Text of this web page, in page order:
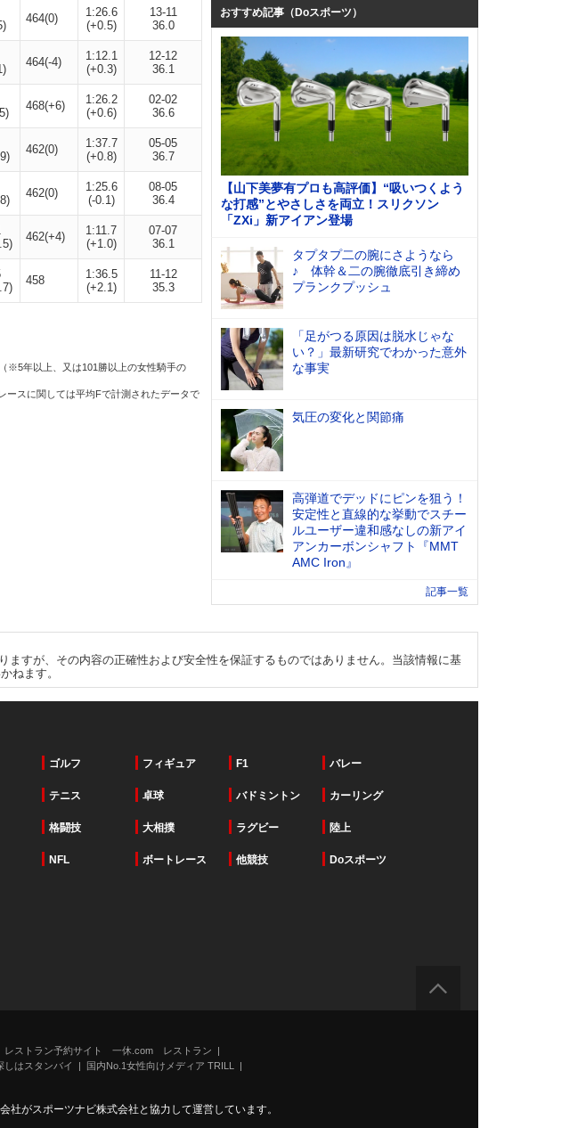
464(0)
1:26.6
(+0.5)
13-11
36.0
464(-4)
1:12.1
(+0.3)
12-12
36.1
468(+6)
1:26.2
(+0.6)
02-02
36.6
462(0)
1:37.7
(+0.8)
05-05
36.7
462(0)
1:25.6
(-0.1)
08-05
36.4
462(+4)
1:11.7
(+1.0)
07-07
36.1
458
1:36.5
(+2.1)
11-12
35.3
※5年以上、又は101勝以上の女性騎手の
ースに関しては平均Fで計測されたデータで
おすすめ記事（Doスポーツ）
【山下美夢有プロも高評価】“吸いつくよう
な打感”とやさしさを両立！スリクソン
「ZXi」新アイアン登場
タプタプ二の腕にさようなら
♪ 体幹＆二の腕徹底引き締め
プランクプッシュ
「足がつる原因は脱水じゃな
い？」最新研究でわかった意外
な事実
気圧の変化と関節痛
高弾道でデッドにピンを狙う！
安定性と直線的な挙動でスチー
ルユーザー違和感なしの新アイ
アンカーボンシャフト『MMT
AMC Iron』
記事一覧
すが、その内容の正確性および安全性を保証するものではありません。当該情報に基
ねます。
ゴルフ フィギュア F1 バレー
テニス 卓球 バドミントン カーリング
格闘技 大相撲 ラグビー 陸上
NFL ボートレース 他競技 Doスポーツ
レストラン予約サイト 一休.com レストラン
しはスタンバイ
国内No.1女性向けメディア TRILL
がスポーツナビ株式会社と協力して運営しています。